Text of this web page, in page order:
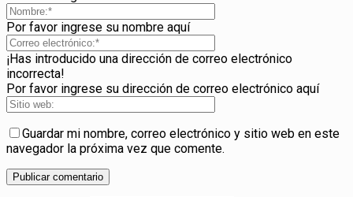
Por favor ingrese su nombre aquí
¡Has introducido una dirección de correo electrónico
incorrecta!
Por favor ingrese su dirección de correo electrónico aquí
Guardar mi nombre, correo electrónico y sitio web en este
navegador la próxima vez que comente.